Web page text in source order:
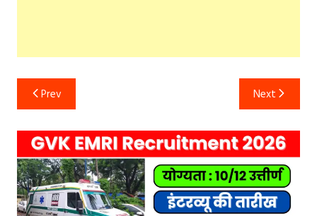
Post
navigation
Prev Next